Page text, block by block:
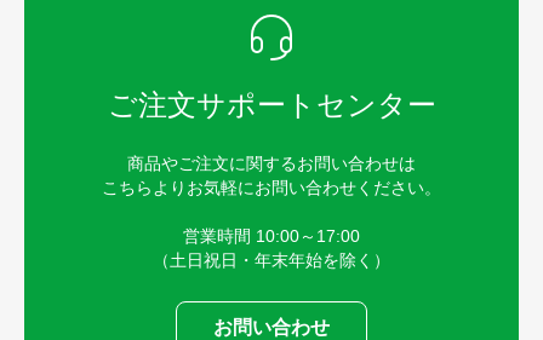
ご注文サポートセンター
商品やご注文に関するお問い合わせは
こちらよりお気軽にお問い合わせください。
営業時間 10:00～17:00
（土日祝日・年末年始を除く）
お問い合わせ